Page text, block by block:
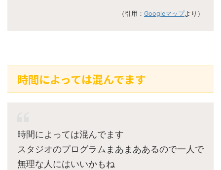
（引用： Googleマップより）
時間によっては混んでます
時間によっては混んでます
スタジオのプログラムまあまああるので一人で
無理な人にはいいかもね